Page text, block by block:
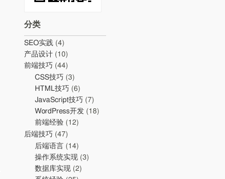
分类
SEO实践 (4)
产品设计 (10)
前端技巧 (44)
CSS技巧 (3)
HTML技巧 (6)
JavaScript技巧 (7)
WordPress开发 (18)
前端经验 (12)
后端技巧 (47)
后端语言 (14)
操作系统实现 (3)
数据库实现 (2)